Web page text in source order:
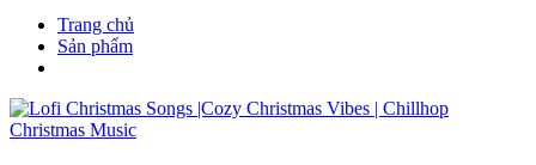
Trang chủ
Sản phẩm